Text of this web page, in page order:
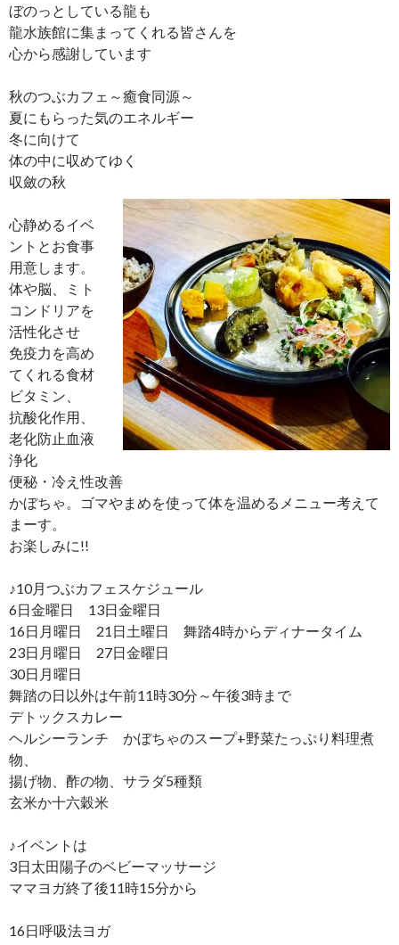
ぼのっとしている龍も
龍水族館に集まってくれる皆さんを
心から感謝しています
秋のつぶカフェ～癒食同源～
夏にもらった気のエネルギー
冬に向けて
体の中に収めてゆく
収斂の秋
心静めるイベ
ントとお食事
用意します。
体や脳、ミト
コンドリアを
活性化させ
免疫力を高め
てくれる食材
ビタミン、
抗酸化作用、
老化防止血液
浄化
便秘・冷え性改善
かぼちゃ。ゴマやまめを使って体を温めるメニュー考えて
まーす。
お楽しみに!!
♪10月つぶカフェスケジュール
6日金曜日 13日金曜日
16日月曜日 21日土曜日 舞踏4時からディナータイム
23日月曜日 27日金曜日
30日月曜日
舞踏の日以外は午前11時30分～午後3時まで
デトックスカレー
ヘルシーランチ かぼちゃのスープ+野菜たっぷり料理煮
物、
揚げ物、酢の物、サラダ5種類
玄米か十六穀米
♪イベントは
3日太田陽子のベビーマッサージ
ママヨガ終了後11時15分から
16日呼吸法ヨガ